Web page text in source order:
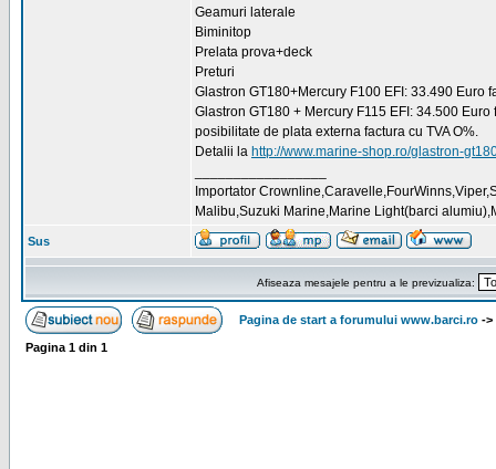
Geamuri laterale
Biminitop
Prelata prova+deck
Preturi
Glastron GT180+Mercury F100 EFI: 33.490 Euro
Glastron GT180 + Mercury F115 EFI: 34.500 Euro
posibilitate de plata externa factura cu TVA O%.
Detalii la http://www.marine-shop.ro/glastron-
Importator
Malibu,Suzuki Marine,Marine Light(barci
Sus
Afiseaza mesajele pentru a le previzualiza:
Pagina de start a forumului www.barci.ro ->
Pagina 1 din 1